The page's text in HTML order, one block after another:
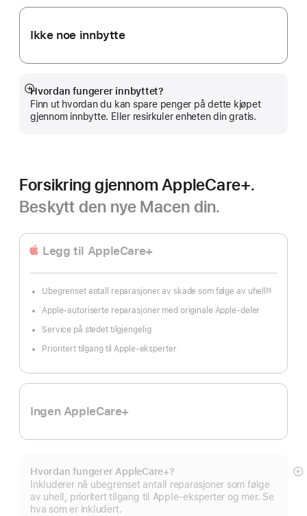
Ikke noe innbytte
Hvordan fungerer innbyttet?
Finn ut hvordan du kan spare penger på dette kjøpet
gjennom innbytte. Eller resirkuler enheten din gratis.
Mer
Forsikring gjennom AppleCare+.
Beskytt den nye Macen din.
Legg til AppleCare+
Ubegrenset antall reparasjoner av skade som følge av uhell
Fotnote
§§
Apple-autoriserte reparasjoner med originale Apple-deler
Service på stedet tilgjengelig
Prioritert tilgang til Apple-eksperter
Ingen AppleCare+
Hvordan fungerer AppleCare+?
Inkluderer nå ubegrenset antall reparasjoner som følge
av uhell, prioritert tilgang til Apple-eksperter og mer. Se
hva som er inkludert.